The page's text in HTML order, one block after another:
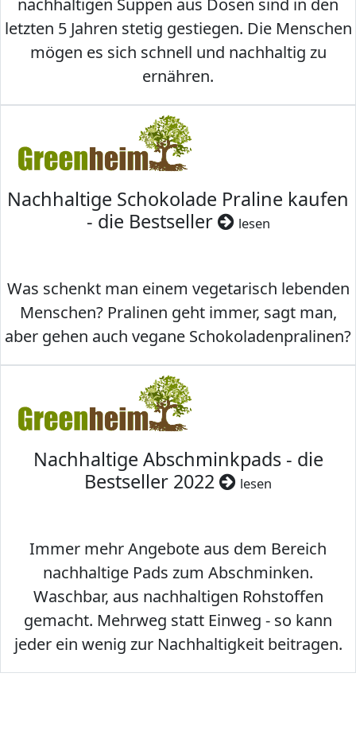
nachhaltigen Suppen aus Dosen sind in den
letzten 5 Jahren stetig gestiegen. Die Menschen
mögen es sich schnell und nachhaltig zu
ernähren.
Nachhaltige Schokolade Praline kaufen
- die Bestseller
lesen
Was schenkt man einem vegetarisch lebenden
Menschen? Pralinen geht immer, sagt man,
aber gehen auch vegane Schokoladenpralinen?
Nachhaltige Abschminkpads - die
Bestseller 2022
lesen
Immer mehr Angebote aus dem Bereich
nachhaltige Pads zum Abschminken.
Waschbar, aus nachhaltigen Rohstoffen
gemacht. Mehrweg statt Einweg - so kann
jeder ein wenig zur Nachhaltigkeit beitragen.